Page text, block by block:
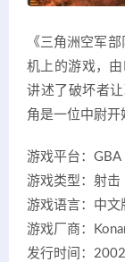
《三角洲空军
机上的游戏，由
讲述了破坏者
角是一位中尉开
游戏平台：GBA
游戏类型：射击
游戏语言：中文
游戏厂商：
发行时间：